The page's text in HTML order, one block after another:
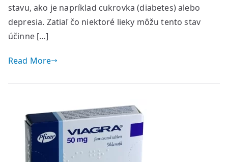
stavu, ako je napríklad cukrovka (diabetes) alebo
depresia. Zatiaľ čo niektoré lieky môžu tento stav
účinne […]
Read More